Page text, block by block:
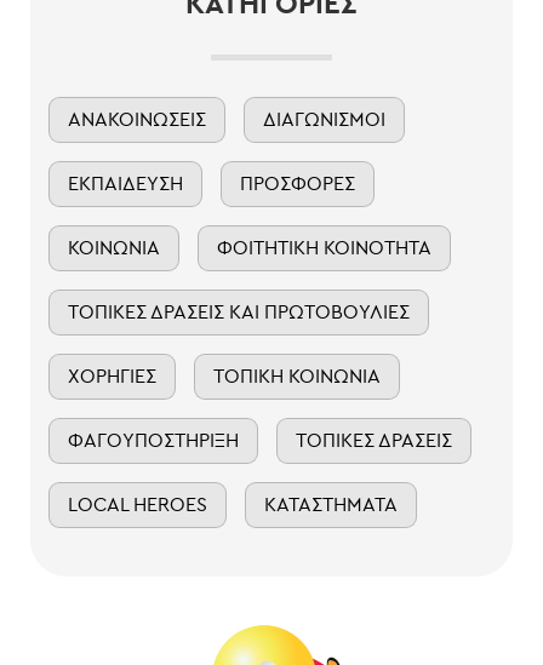
ΑΝΑΚΟΙΝΏΣΕΙΣ ΔΙΑΓΩΝΙΣΜΟΊ
ΕΚΠΑΊΔΕΥΣΗ ΠΡΟΣΦΟΡΈΣ
ΚΟΙΝΩΝΊΑ ΦΟΙΤΗΤΙΚΉ ΚΟΙΝΌΤΗΤΑ
ΤΟΠΙΚΈΣ ΔΡΆΣΕΙΣ ΚΑΙ ΠΡΩΤΟΒΟΥΛΊΕΣ
ΧΟΡΗΓΊΕΣ ΤΟΠΙΚΉ ΚΟΙΝΩΝΊΑ
ΦΑΓΟΥΠΟΣΤΉΡΙΞΗ ΤΟΠΙΚΈΣ ΔΡΆΣΕΙΣ
LOCAL HEROES ΚΑΤΑΣΤΉΜΑΤΑ